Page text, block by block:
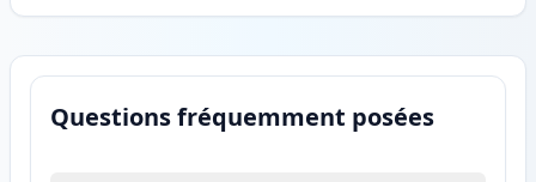
Questions fréquemment posées